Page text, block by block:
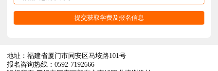
地址：福建省厦门市同安区马垵路101号
报名咨询热线：0592-7192666